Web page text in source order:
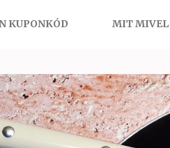
KUPONKÓD MIT MIVEL